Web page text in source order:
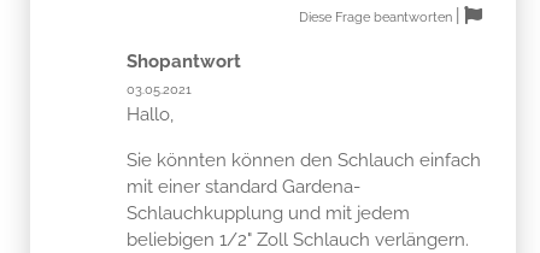
Diese Frage beantworten
Shopantwort
03.05.2021
Hallo,
Sie könnten können den Schlauch einfach
mit einer standard Gardena-
Schlauchkupplung und mit jedem
beliebigen 1/2" Zoll Schlauch verlängern.